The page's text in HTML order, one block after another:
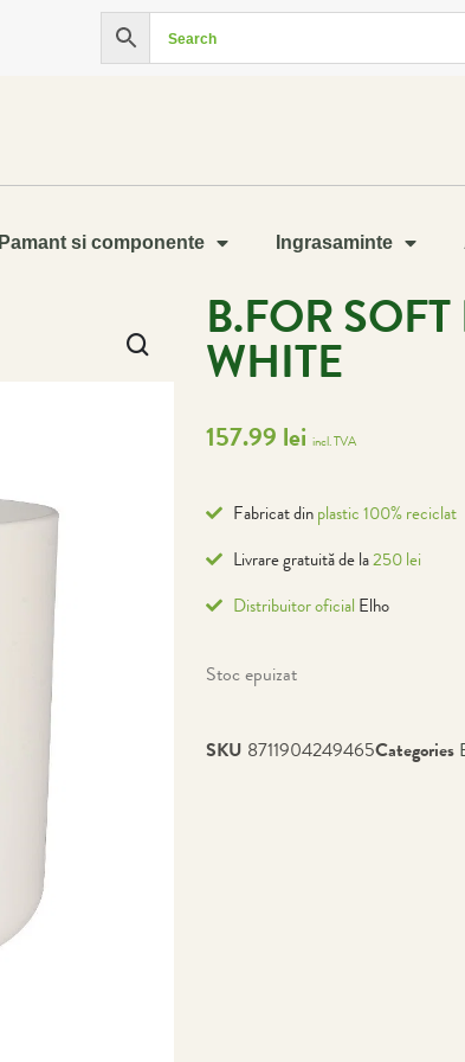
Pamant si componente Ingrasaminte
B.FOR
WHITE
157.99 lei incl. TVA
Fabricat dinplastic 100% reciclat
Livrare gratuită de la250 lei
Distribuitor oficial Elho
Stoc epuizat
SKU 8711904249465Categories